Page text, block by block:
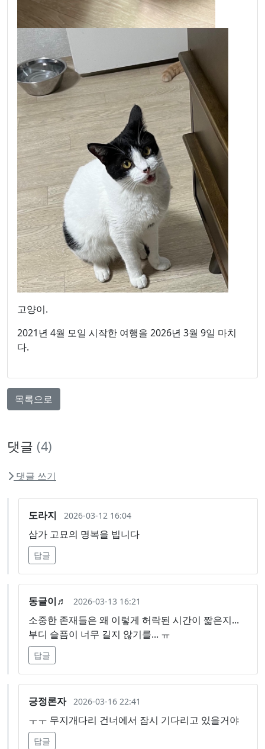
고양이.
2021년 4월 모일 시작한 여행을 2026년 3월 9일 마치
다.
목록으로
댓글 (4)
댓글 쓰기
도라지 2026-03-12 16:04
삼가 고묘의 명복을 빕니다
답글
동글이♬ 2026-03-13 16:21
소중한 존재들은 왜 이렇게 허락된 시간이 짧은지...
부디 슬픔이 너무 길지 않기를... ㅠ
답글
긍정론자 2026-03-16 22:41
ㅜㅜ 무지개다리 건너에서 잠시 기다리고 있을거야
답글